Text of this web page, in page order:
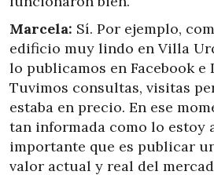
Marcela: Sí. Por ejemplo,
edificio muy lindo en Villa
lo publicamos en Facebook e
Tuvimos consultas, visitas
estaba en precio. En ese
tan informada como lo estoy
importante que es publicar
valor actual y real del